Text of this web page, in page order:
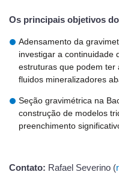
Os principais objetivos
Adensamento da
investigar a continuidade
estruturas que podem ter
fluidos mineralizadores
Seção gravimétrica na
construção de modelos
preenchimento
Contato: Rafael Severino (